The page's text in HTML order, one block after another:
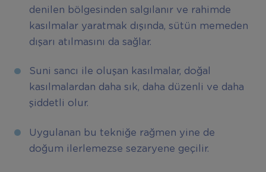
denilen bölgesinden salgılanır ve rahimde
kasılmalar yaratmak dışında, sütün memeden
dışarı atılmasını da sağlar.
Suni sancı ile oluşan kasılmalar, doğal
kasılmalardan daha sık, daha düzenli ve daha
şiddetli olur.
Uygulanan bu tekniğe rağmen yine de
doğum ilerlemezse sezaryene geçilir.